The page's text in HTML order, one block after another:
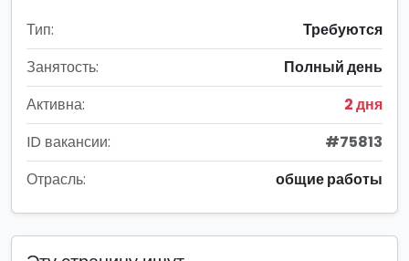
Тип:
Требуются
Занятость:
Полный день
Активна:
2 дня
ID вакансии:
#75813
Отрасль:
общие работы